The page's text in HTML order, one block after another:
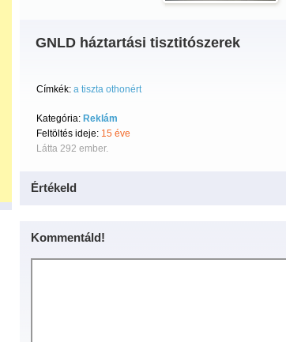
GNLD háztartási tisztitószerek
Címkék: a tiszta othonért
Kategória: Reklám
Feltöltés ideje: 15 éve
Látta 292 ember.
Értékeld
Kommentáld!